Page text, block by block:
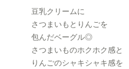
豆乳クリームに
さつまいもとりんごを
包んだベーグル◎
さつまいものホクホク感と
りんごのシャキシャキ感を